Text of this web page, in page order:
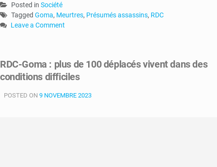
Posted in Société
Tagged Goma, Meurtres, Présumés assassins, RDC
Leave a Comment
des
présumés
face
RDC-Goma : plus de 100 déplacés vivent dans des
conditions difficiles
POSTED ON 9 NOVEMBRE 2023